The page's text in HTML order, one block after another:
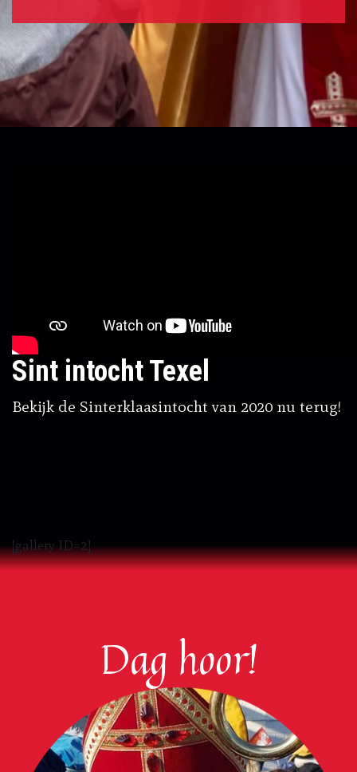
Sint intocht Texel
Bekijk de Sinterklaasintocht van 2020 nu terug!
[gallery ID=2]
Dag hoor!